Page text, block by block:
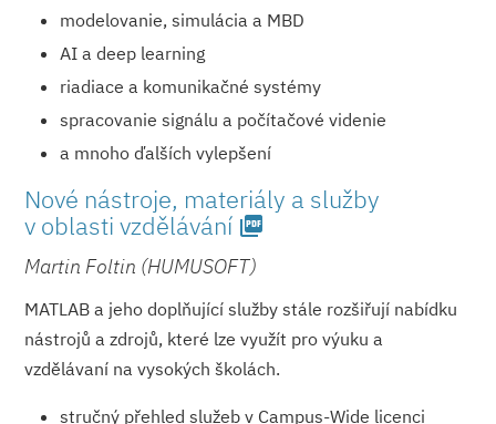
modelovanie, simulácia a MBD
AI a deep learning
riadiace a komunikačné systémy
spracovanie signálu a počítačové videnie
a mnoho ďalších vylepšení
Nové nástroje, materiály a služby
v oblasti vzdělávání picture_as_pdf
Martin Foltin (HUMUSOFT)
MATLAB a jeho doplňující služby stále rozšiřují nabídku
nástrojů a zdrojů, které lze využít pro výuku a
vzdělávaní na vysokých školách.
stručný přehled služeb v Campus-Wide licenci